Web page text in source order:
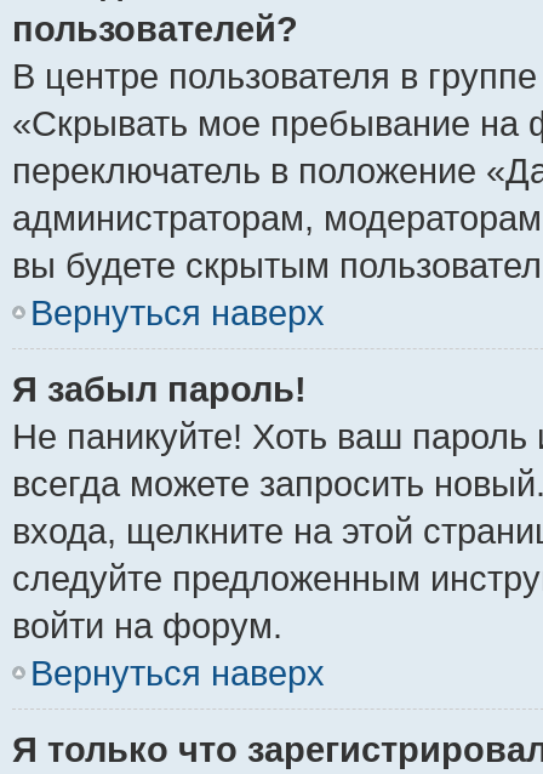
пользователей?
В центре пользователя в
«Скрывать мое пребывание на
переключатель в положение
администраторам,
вы будете скрытым
Вернуться наверх
Я забыл пароль!
Не паникуйте! Хоть ваш
всегда можете запросить
входа, щелкните на этой
следуйте предложенным
войти на форум.
Вернуться наверх
Я только что